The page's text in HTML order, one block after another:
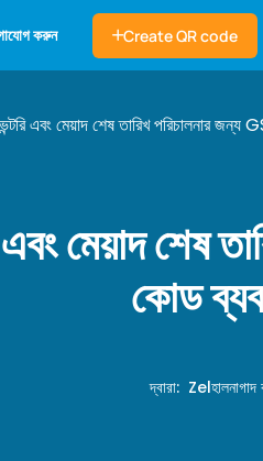
করুন Create QR code
এবং মেয়াদ শেষ তারিখ পরিচালনার
এবং মেয়াদ শেষ
কোড
দ্বারা: Zel